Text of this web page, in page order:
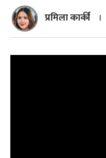
प्रमिला कार्की